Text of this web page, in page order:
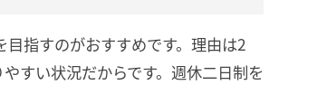
指すのがおすすめです。理由は2
すい状況だからです。週休二日制を